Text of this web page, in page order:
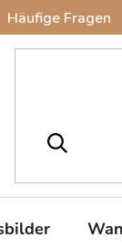
Häufige Fragen